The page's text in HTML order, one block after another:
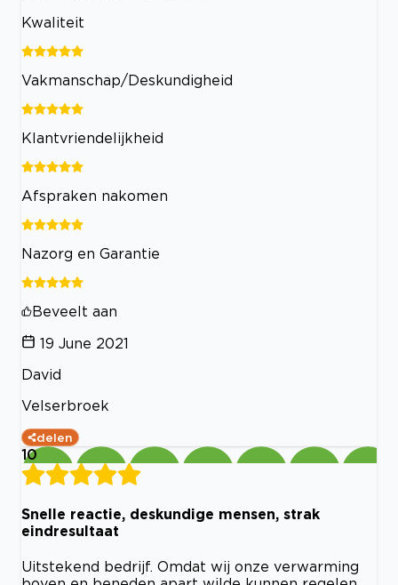
Kwaliteit
Vakmanschap/Deskundigheid
Klantvriendelijkheid
Afspraken nakomen
Nazorg en Garantie
Beveelt aan
19 June 2021
David
Velserbroek
delen
10
Snelle reactie, deskundige mensen, strak
eindresultaat
Uitstekend bedrijf. Omdat wij onze verwarming